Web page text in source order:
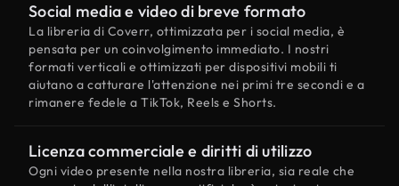
Social media e video di breve formato
La libreria di Coverr, ottimizzata per i social media, è
pensata per un coinvolgimento immediato. I nostri
formati verticali e ottimizzati per dispositivi mobili ti
aiutano a catturare l'attenzione nei primi tre secondi e a
rimanere fedele a TikTok, Reels e Shorts.
Licenza commerciale e diritti di utilizzo
Ogni video presente nella nostra libreria, sia reale che